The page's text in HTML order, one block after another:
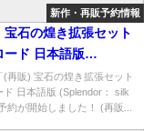
新作・再販予約情報
宝石の煌き拡張セット
ード 日本語版
： silk road)」の概略
入可能なショップ紹
(再販) 宝石の煌き拡張セット
ド 日本語版 (Splendor： silk
約が開始しました！ (再販...